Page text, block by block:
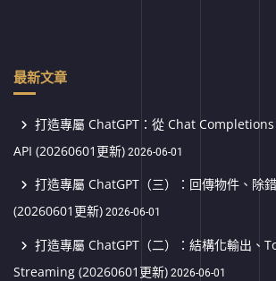
最新文章
打造專屬 ChatGPT：從 Chat
API (20260601更新) 2026-06-01
打造專屬 ChatGPT（三）：回傳物件、除
(20260601更新) 2026-06-01
打造專屬 ChatGPT（二）：結構化輸出、
Streaming (20260601更新) 2026-06-01